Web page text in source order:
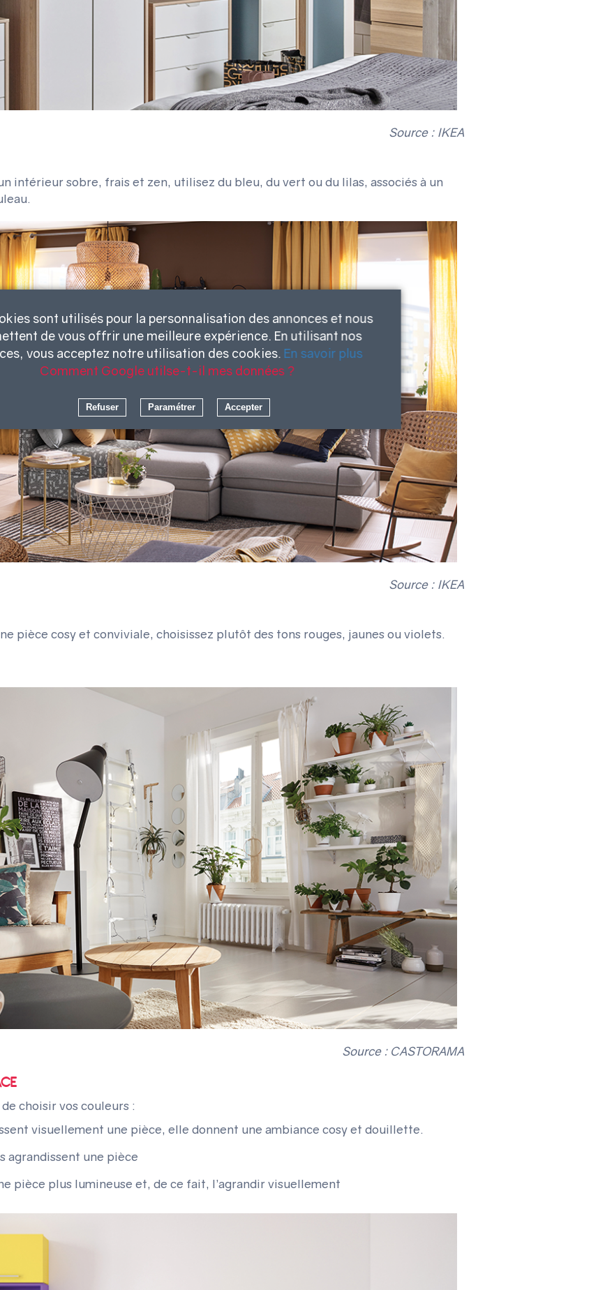
sont utilisés pour la personnalisation des annonces et nous
de vous offrir une meilleure expérience. En utilisant nos
vous acceptez notre utilisation des cookies. En savoir plus
Comment Google utilse-t-il mes données ?
Refuser Paramétrer Accepter
Source : IKEA
intérieur sobre, frais et zen, utilisez du bleu, du vert ou du lilas, associés à un
Source : IKEA
pièce cosy et conviviale, choisissez plutôt des tons rouges, jaunes ou violets.
Source : CASTORAMA
choisir vos couleurs :
visuellement une pièce, elle donnent une ambiance cosy et douillette.
agrandissent une pièce
pièce plus lumineuse et, de ce fait, l’agrandir visuellement